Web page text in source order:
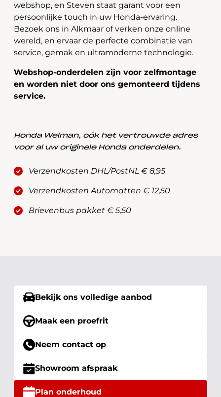
webshop, en Steven staat garant voor een
persoonlijke touch in uw Honda-ervaring.
Bezoek ons in Alkmaar of verken onze online
wereld, en ervaar de perfecte combinatie van
service, gemak en ultramoderne technologie.
Webshop-onderdelen zijn voor zelfmontage
en worden niet door ons gemonteerd tijdens
service.
Honda Welman, oók het vertrouwde adres
voor al uw originele Honda onderdelen.
Verzendkosten DHL/PostNL € 8,95
Verzendkosten Automatten € 12,50
Brievenbus pakket € 5,50
Bekijk ons volledige aanbod
Maak een proefrit
Neem contact op
Showroom afspraak
Plan onderhoud